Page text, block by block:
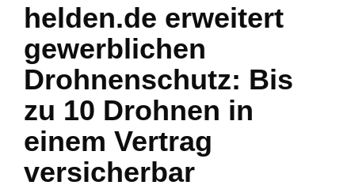
helden.de erweitert
gewerblichen
Drohnenschutz: Bis
zu 10 Drohnen in
einem Vertrag
versicherbar